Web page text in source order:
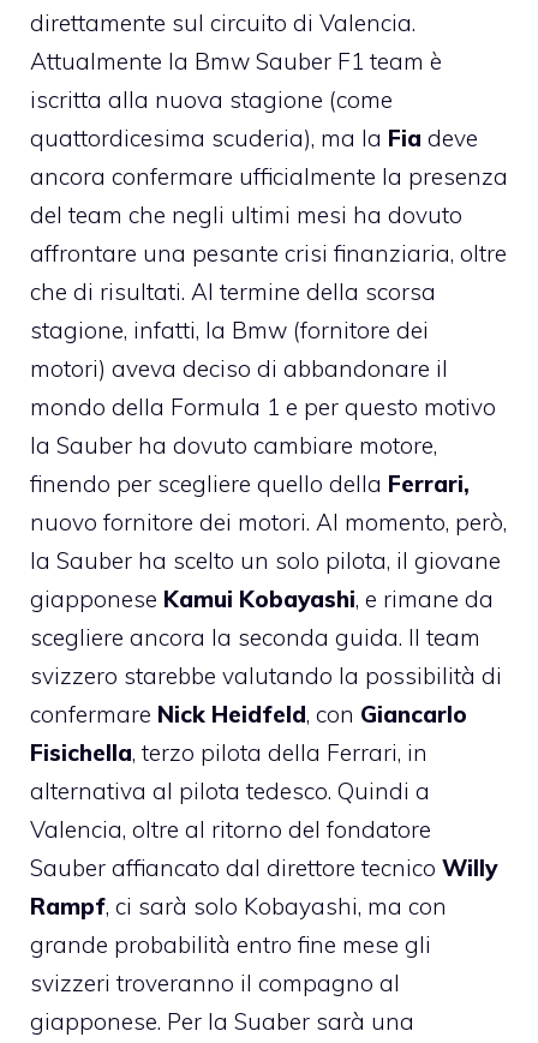
direttamente sul circuito di Valencia.
Attualmente la Bmw Sauber F1 team è
iscritta alla nuova stagione (come
quattordicesima scuderia), ma la Fia deve
ancora confermare ufficialmente la presenza
del team che negli ultimi mesi ha dovuto
affrontare una pesante crisi finanziaria, oltre
che di risultati. Al termine della scorsa
stagione, infatti, la Bmw (fornitore dei
motori) aveva deciso di abbandonare il
mondo della Formula 1 e per questo motivo
la Sauber ha dovuto cambiare motore,
finendo per scegliere quello della Ferrari,
nuovo fornitore dei motori. Al momento, però,
la Sauber ha scelto un solo pilota, il giovane
giapponese Kamui Kobayashi, e rimane da
scegliere ancora la seconda guida. Il team
svizzero starebbe valutando la possibilità di
confermare Nick Heidfeld, con Giancarlo
Fisichella, terzo pilota della Ferrari, in
alternativa al pilota tedesco. Quindi a
Valencia, oltre al ritorno del fondatore
Sauber affiancato dal direttore tecnico Willy
Rampf, ci sarà solo Kobayashi, ma con
grande probabilità entro fine mese gli
svizzeri troveranno il compagno al
giapponese. Per la Suaber sarà una